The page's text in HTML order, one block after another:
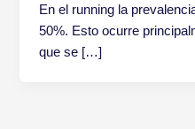
En el running la
50%. Esto ocurre
que se […]